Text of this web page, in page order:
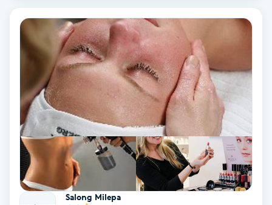
Triggerpunktsmassage
Träning
Tvätt & Fön
Vaccination
Salong Milepa